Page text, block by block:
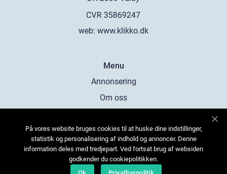
web: www.klikko.dk
Menu
Annonsering
Om oss
Kontakta oss
Sitemap
På vores website bruges cookies til at huske dine indstillinger,
statistik og personalisering af indhold og annoncer. Denne
information deles med tredjepart. Ved fortsat brug af websiden
godkender du cookiepolitikken.